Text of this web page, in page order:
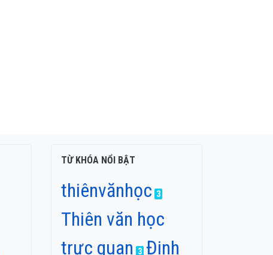
TỪ KHÓA NỔI BẬT
thiênvănhọc 3
Thiên văn học
trực quan
3 Đinh